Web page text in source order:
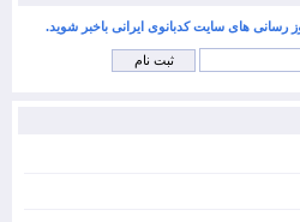
رسانی های سایت کدبانوی ایرانی باخبر شوید.